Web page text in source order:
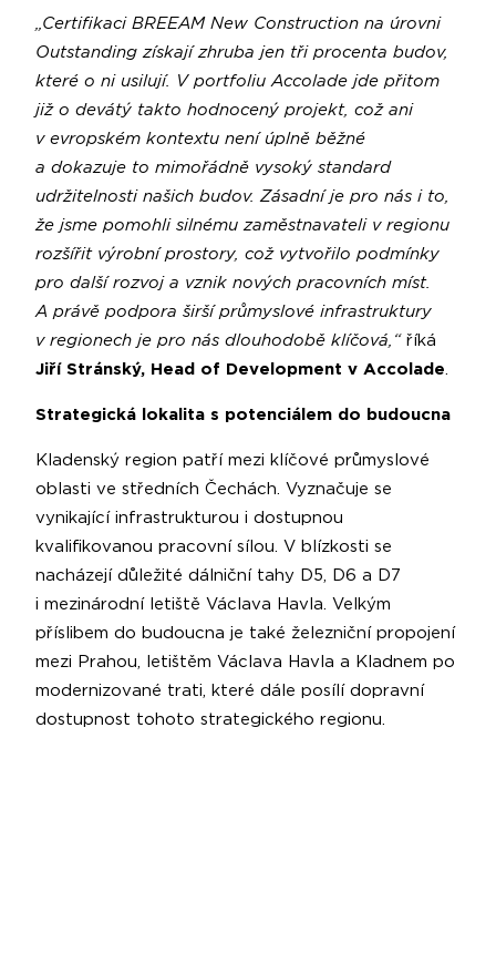
„Certifikaci BREEAM New Construction na úrovni
Outstanding získají zhruba jen tři procenta budov,
které o ni usilují. V portfoliu Accolade jde přitom
již o devátý takto hodnocený projekt, což ani
v evropském kontextu není úplně běžné
a dokazuje to mimořádně vysoký standard
udržitelnosti našich budov. Zásadní je pro nás i to,
že jsme pomohli silnému zaměstnavateli v regionu
rozšířit výrobní prostory, což vytvořilo podmínky
pro další rozvoj a vznik nových pracovních míst.
A právě podpora širší průmyslové infrastruktury
v regionech je pro nás dlouhodobě klíčová,“ říká
Jiří Stránský, Head of Development v Accolade.
Strategická lokalita s potenciálem do budoucna
Kladenský region patří mezi klíčové průmyslové
oblasti ve středních Čechách. Vyznačuje se
vynikající infrastrukturou i dostupnou
kvalifikovanou pracovní sílou. V blízkosti se
nacházejí důležité dálniční tahy D5, D6 a D7
i mezinárodní letiště Václava Havla. Velkým
příslibem do budoucna je také železniční propojení
mezi Prahou, letištěm Václava Havla a Kladnem po
modernizované trati, které dále posílí dopravní
dostupnost tohoto strategického regionu.